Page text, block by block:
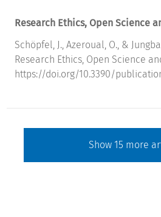
Research Ethics, Open Science
Schöpfel, J., Azeroual, O., &
Research Ethics, Open Science
https://doi.org/10.3390/
Show 15 more